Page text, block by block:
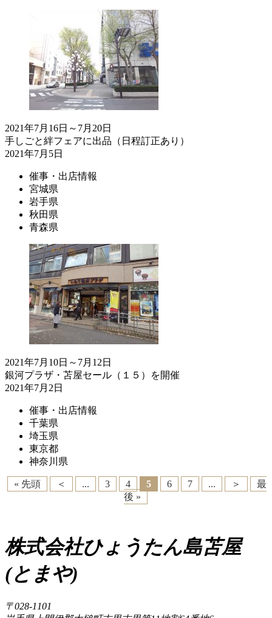
2021年7月16日～7月20日
手しごと絆フェアに出品（日程訂正あり）
2021年7月5日
催事・出店情報
宮城県
岩手県
秋田県
青森県
2021年7月10日～7月12日
銀河プラザ・苫屋セール（１５）を開催
2021年7月2日
催事・出店情報
千葉県
埼玉県
東京都
神奈川県
« 先頭 ＜ ... 3 4 5 6 7 ... ＞
最
後 »
株式会社ひょうたん島苫屋
(とまや)
〒028-1101